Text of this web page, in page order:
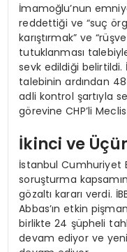
İmamoğlu’nun
reddettiği ve “suç
karıştırmak” ve
tutuklanması
sevk edildiği belirtildi.
talebinin ardından
adli kontrol şartıyla
görevine CHP’li
İkinci ve
İstanbul Cumhuriyet
soruşturma
gözaltı kararı verdi.
Abbas’ın etkin
birlikte 24 şüpheli
devam ediyor ve